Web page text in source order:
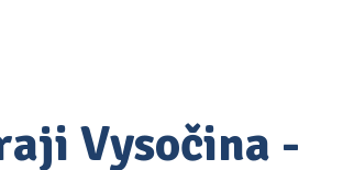
Vysočina -